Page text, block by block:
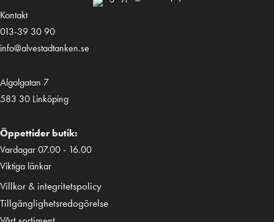
Kontakt
013-39 30 90
info@alvestadtanken.se
Algolgatan 7
583 30 Linköping
Öppettider butik:
Vardagar 07.00 - 16.00
Viktiga länkar
Villkor & integritetspolicy
Tillgänglighetsredogörelse